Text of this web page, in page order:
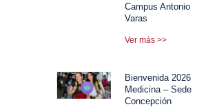
Campus Antonio
Varas
Ver más >>
Bienvenida 2026
Medicina – Sede
Concepción